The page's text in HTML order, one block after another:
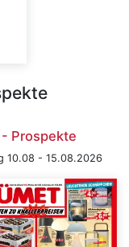
- Prospekte
10.08 - 15.08.2026